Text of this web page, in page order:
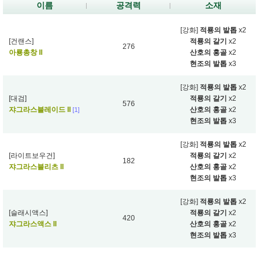
이름 공격력 소재
[건랜스]
아룡총창 II
276
[강화] 적룡의 발톱x2
적룡의 갈기 x2
산호의 홍골 x2
현조의 발톱 x3
[대검]
쟈그라스블레이드 II
[1]
576
[강화] 적룡의 발톱x2
적룡의 갈기 x2
산호의 홍골 x2
현조의 발톱 x3
[라이트보우건]
쟈그라스블리츠 II
182
[강화] 적룡의 발톱x2
적룡의 갈기 x2
산호의 홍골 x2
현조의 발톱 x3
[슬래시액스]
쟈그라스액스 II
420
[강화] 적룡의 발톱x2
적룡의 갈기 x2
산호의 홍골 x2
현조의 발톱 x3